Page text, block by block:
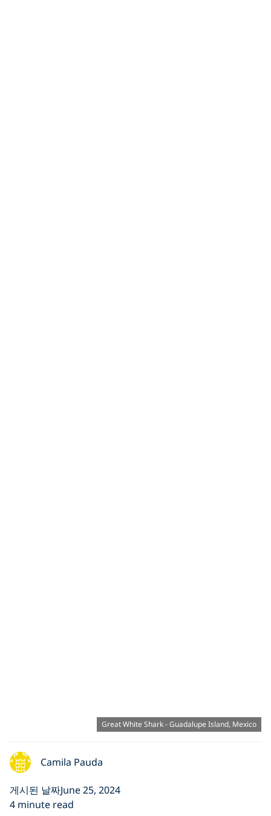
Great White Shark - Guadalupe Island, Mexico
Camila Pauda
게시된 날짜June 25, 2024
4 minute read